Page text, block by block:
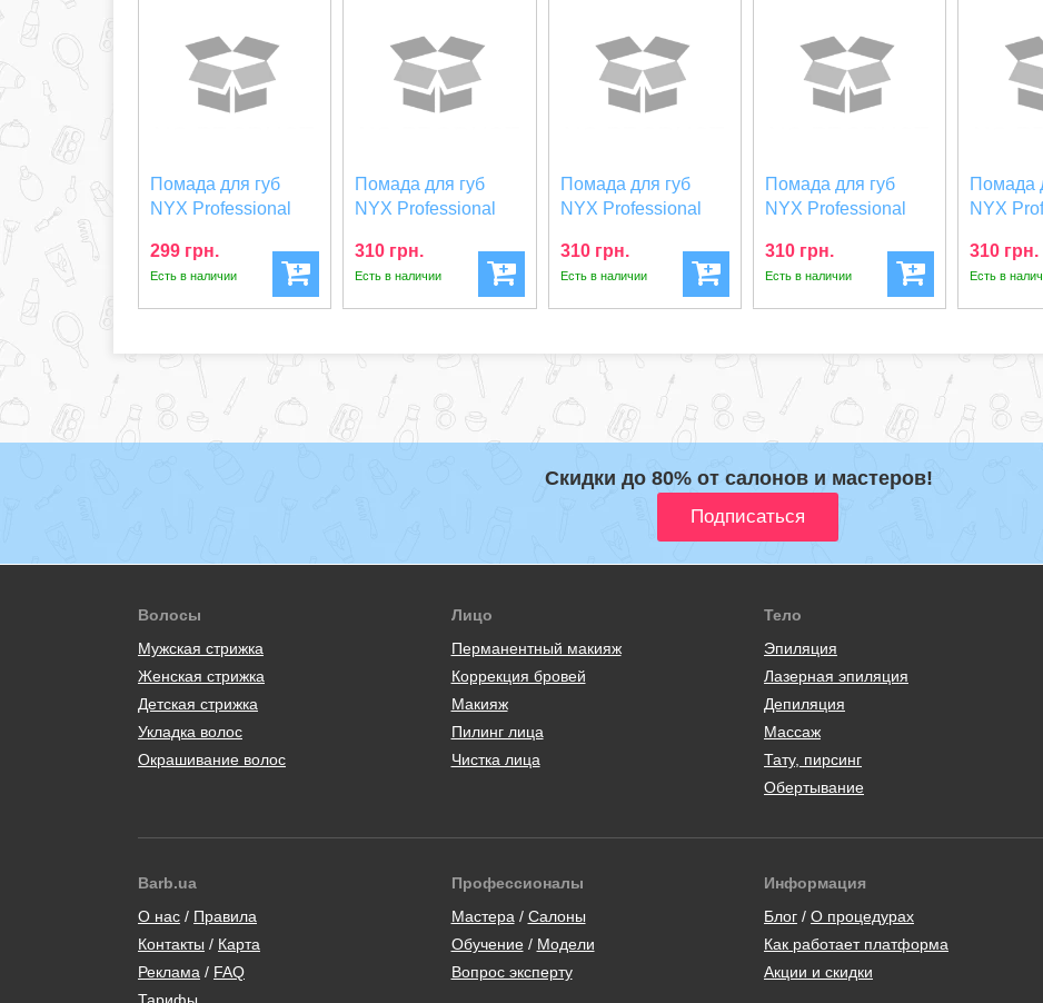
Помада для губ
NYX Professional
Г...
299 грн.
Есть в наличии
Помада для губ
NYX Professional
LOUD...
310 грн.
Есть в наличии
Помада для губ
NYX Professional
LOUD...
310 грн.
Есть в наличии
Помада для губ
NYX Professional
LOUD...
310 грн.
Есть в наличии
Помада
NYX
LOUD...
310 грн.
Есть в
Скидки до 80% от салонов и мастеров!
Волосы
Мужская стрижка
Женская стрижка
Детская стрижка
Укладка волос
Окрашивание волос
Лицо
Перманентный макияж
Коррекция бровей
Макияж
Пилинг лица
Чистка лица
Тело
Эпиляция
Лазерная эпиляция
Депиляция
Массаж
Тату, пирсинг
Обертывание
Barb.ua
/
Контакты / Карта
/
Профессионалы
Мастера / Салоны
Обучение/ Модели
Вопрос эксперту
Информация
Блог / О процедурах
Как работает платформа
Акции и скидки